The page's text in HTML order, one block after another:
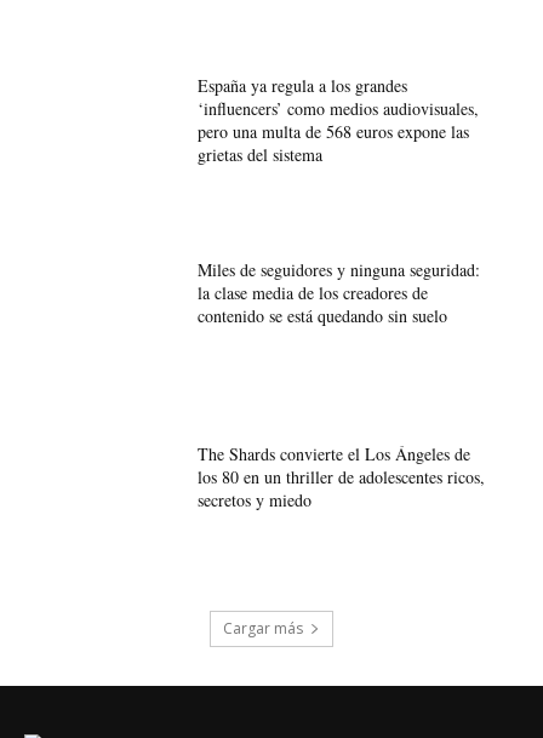
España ya regula a los grandes
‘influencers’ como medios audiovisuales,
pero una multa de 568 euros expone las
grietas del sistema
Miles de seguidores y ninguna seguridad:
la clase media de los creadores de
contenido se está quedando sin suelo
The Shards convierte el Los Ángeles de
los 80 en un thriller de adolescentes ricos,
secretos y miedo
Cargar más